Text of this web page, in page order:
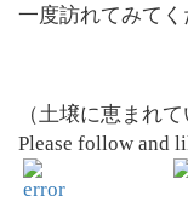
一度訪れてみてく
（土壌に恵まれ
Please follow and